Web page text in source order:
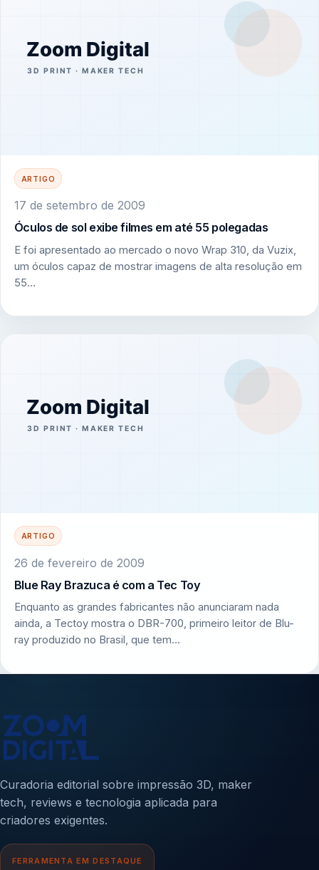
ARTIGO
17 de setembro de 2009
Óculos de sol exibe filmes em até 55 polegadas
E foi apresentado ao mercado o novo Wrap 310, da Vuzix,
um óculos capaz de mostrar imagens de alta resolução em
55…
ARTIGO
26 de fevereiro de 2009
Blue Ray Brazuca é com a Tec Toy
Enquanto as grandes fabricantes não anunciaram nada
ainda, a Tectoy mostra o DBR-700, primeiro leitor de Blu-
ray produzido no Brasil, que tem…
Curadoria editorial sobre impressão 3D, maker
tech, reviews e tecnologia aplicada para
criadores exigentes.
FERRAMENTA EM DESTAQUE